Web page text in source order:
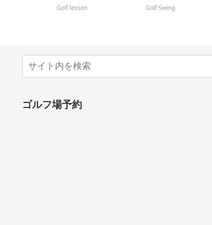
Golf lesson
Golf Swing
ゴルフ場予約